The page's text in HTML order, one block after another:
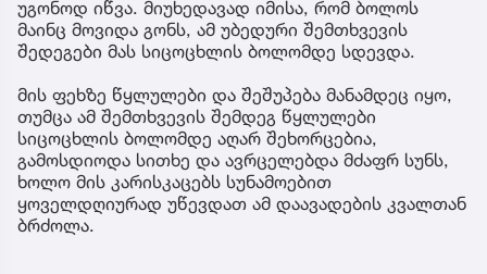
უგონოდ იწვა. მიუხედავად იმისა, რომ ბოლოს
მაინც მოვიდა გონს, ამ უბედური შემთხვევის
შედეგები მას სიცოცხლის ბოლომდე სდევდა.
მის ფეხზე წყლულები და შეშუპება მანამდეც იყო,
თუმცა ამ შემთხვევის შემდეგ წყლულები
სიცოცხლის ბოლომდე აღარ შეხორცებია,
გამოსდიოდა სითხე და ავრცელებდა მძაფრ სუნს,
ხოლო მის კარისკაცებს სუნამოებით
ყოველდღიურად უწევდათ ამ დაავადების კვალთან
ბრძოლა.